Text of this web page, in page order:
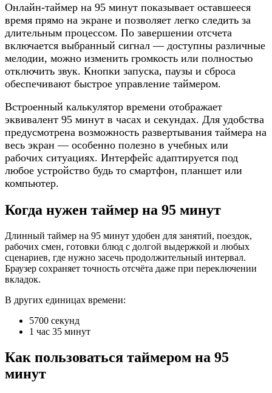
Онлайн-таймер на 95 минут показывает оставшееся
время прямо на экране и позволяет легко следить за
длительным процессом. По завершении отсчета
включается выбранный сигнал — доступны различные
мелодии, можно изменить громкость или полностью
отключить звук. Кнопки запуска, паузы и сброса
обеспечивают быстрое управление таймером.
Встроенный калькулятор времени отображает
эквивалент 95 минут в часах и секундах. Для удобства
предусмотрена возможность развертывания таймера на
весь экран — особенно полезно в учебных или
рабочих ситуациях. Интерфейс адаптируется под
любое устройство будь то смартфон, планшет или
компьютер.
Когда нужен таймер на 95 минут
Длинный таймер на 95 минут удобен для занятий, поездок,
рабочих смен, готовки блюд с долгой выдержкой и любых
сценариев, где нужно засечь продолжительный интервал.
Браузер сохраняет точность отсчёта даже при переключении
вкладок.
В других единицах времени:
5700 секунд
1 час 35 минут
Как пользоваться таймером на 95
минут